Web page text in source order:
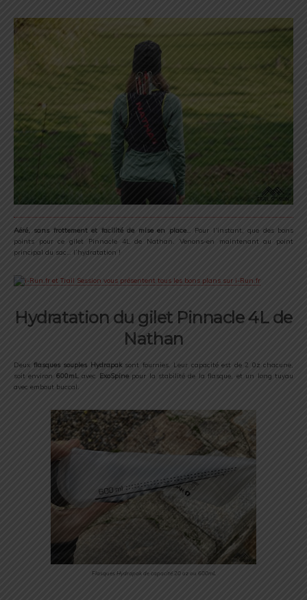
Aéré, sans frottement et facilité de mise en place… Pour l’instant, que des bons
points pour ce gilet Pinnacle 4L de Nathan. Venons-en maintenant au point
principal du sac… l’hydratation !
Hydratation du gilet Pinnacle 4L de
Nathan
Deux flasques souples Hydrapaksont fournies. Leur capacité est de 2 0z chacune,
soit environ 600mLavec ExoSpinepour la stabilité de la flasque, et un long tuyau
avec embout buccal.
Flasques Hydrapak de capacité 20 oz ou 600mL